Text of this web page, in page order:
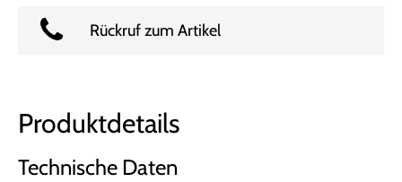
Rückruf zum Artikel
Produktdetails
Technische Daten